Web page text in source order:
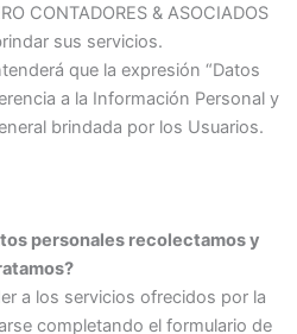
CONTADORES & ASOCIADOS
sus servicios.
que la expresión “Datos
a la Información Personal y
brindada por los Usuarios.
personales recolectamos y
a los servicios ofrecidos por la
completando el formulario de